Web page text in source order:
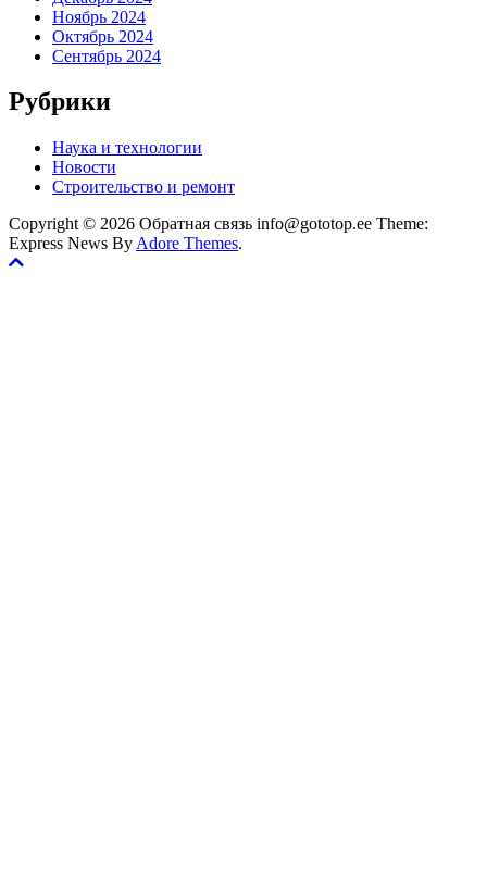
Ноябрь 2024
Октябрь 2024
Сентябрь 2024
Рубрики
Наука и технологии
Новости
Строительство и ремонт
Copyright © 2026 Обратная связь info@gototop.ee Theme:
Express News By Adore Themes.